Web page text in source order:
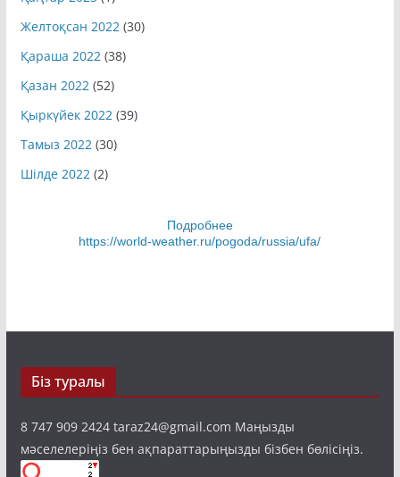
Желтоқсан 2022(30)
Қараша 2022(38)
Қазан 2022(52)
Қыркүйек 2022(39)
Тамыз 2022(30)
Шілде 2022(2)
Подробнее
https://world-weather.ru/pogoda/russia/ufa/
Біз туралы
8 747 909 2424 taraz24@gmail.com Маңызды
мәселелеріңіз бен ақпараттарыңызды бізбен бөлісіңіз.